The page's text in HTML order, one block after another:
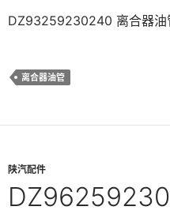
DZ93259230240 离合器
离合器油管
陕汽配件